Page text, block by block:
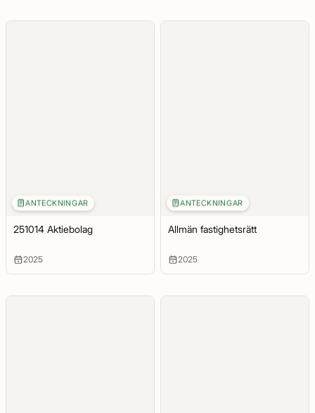
ANTECKNINGAR
251014 Aktiebolag
2025
ANTECKNINGAR
Allmän fastighetsrätt
2025